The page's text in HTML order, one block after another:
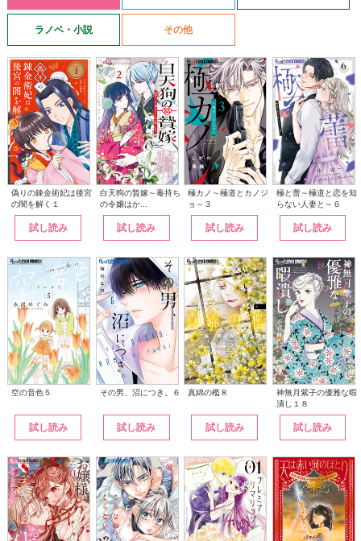
ラノベ・小説 その他
偽りの錬金術妃は後宮
の闇を解く１
試し読み
白天狗の贄嫁～毒持ち
の令嬢はか...
試し読み
極カノ～極道とカノジ
ョ～３
試し読み
極と蕾～極道と恋を知
らない人妻と～６
試し読み
空の音色５
試し読み
その男、沼につき。６
試し読み
真綿の檻８
試し読み
神無月紫子の優雅な暇
潰し１８
試し読み